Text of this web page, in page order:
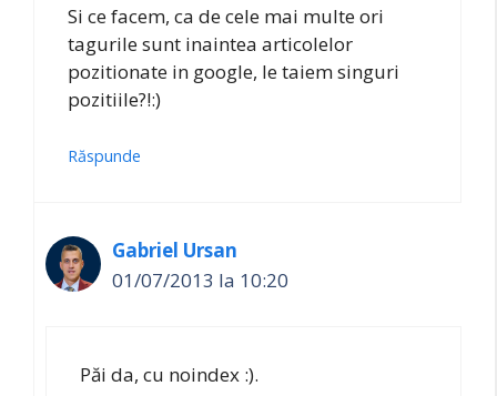
Si ce facem, ca de cele mai multe ori
tagurile sunt inaintea articolelor
pozitionate in google, le taiem singuri
pozitiile?!:)
Răspunde
Gabriel Ursan
01/07/2013 la 10:20
Păi da, cu noindex :).